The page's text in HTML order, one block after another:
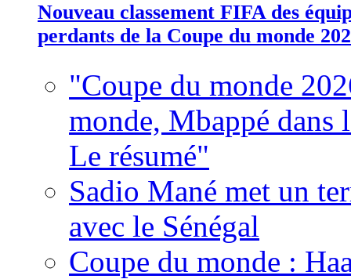
Nouveau classement FIFA des
perdants de la Coupe du monde
"Coupe du monde
monde, Mbappé dans
Le résumé"
Sadio Mané met un
avec le Sénégal
Coupe du monde :